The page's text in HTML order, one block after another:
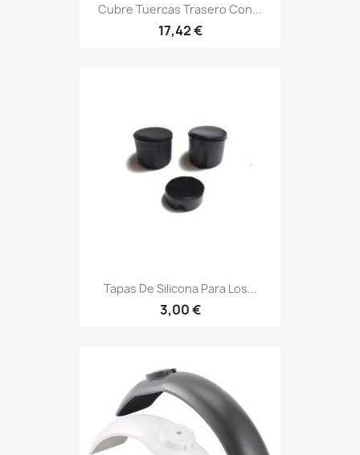
Cubre Tuercas Trasero Con...
17,42 €
Tapas De Silicona Para Los...
3,00 €